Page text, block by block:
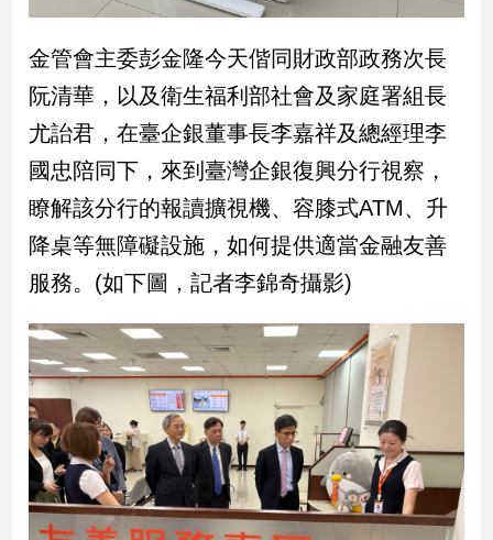
康/
子/
感
情
藝
術
文
創
／
電
推
薦
科
技/
遊
戲
運
動
金管會主委彭金隆今天偕同財政部政務次長
阮清華，以及衛生福利部社會及家庭署組長
尤詒君，在臺企銀董事長李嘉祥及總經理李
國忠陪同下，來到臺灣企銀復興分行視察，
瞭解該分行的報讀擴視機、容膝式ATM、升
降桌等無障礙設施，如何提供適當金融友善
服務。(如下圖，記者李錦奇攝影)